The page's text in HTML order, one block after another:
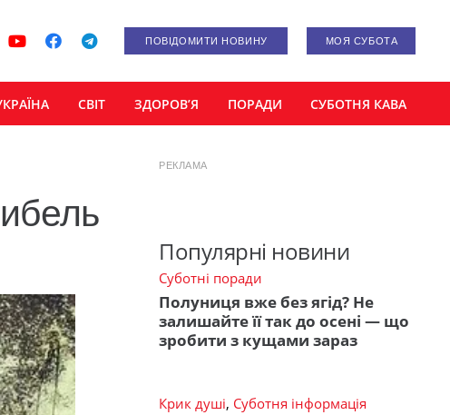
ПОВІДОМИТИ НОВИНУ МОЯ СУБОТА
СВІТ ЗДОРОВ’Я ПОРАДИ СУБОТНЯ КАВА
РЕКЛАМА
Популярні новини
Суботні поради
Полуниця вже без ягід? Не
залишайте її так до осені — що
зробити з кущами зараз
Крик душі, Суботня інформація